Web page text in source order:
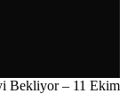
Bekliyor – 11 Ekim